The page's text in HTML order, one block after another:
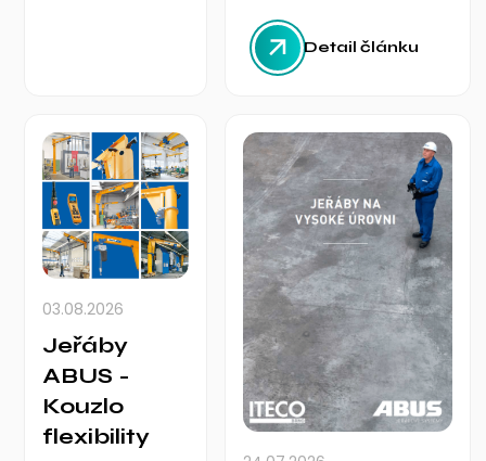
Detail článku
03.08.2026
Jeřáby
ABUS -
Kouzlo
flexibility